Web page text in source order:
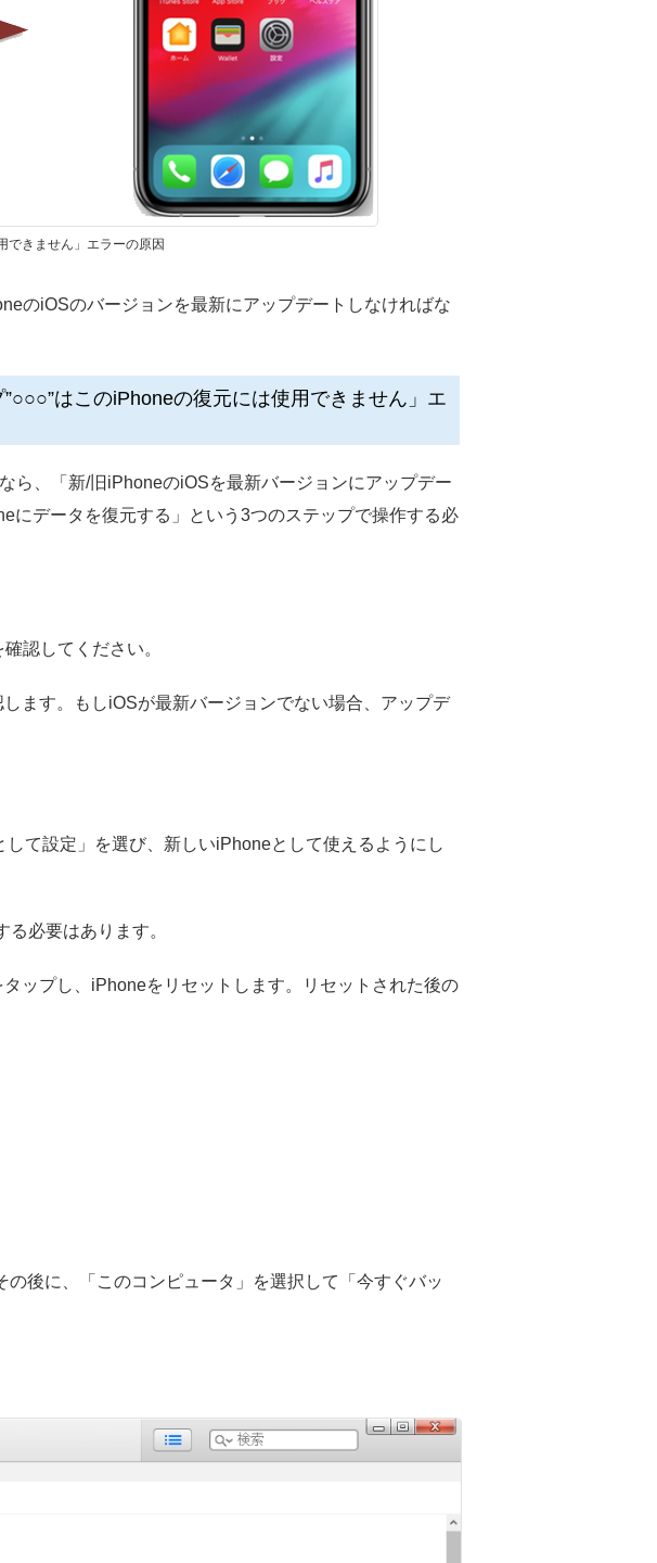
できません」エラーの原因
のiOSのバージョンを最新にアップデートしなければな
はこのiPhoneの復元には使用できません」エ
ら、「新/旧iPhoneのiOSを最新バージョンにアップデー
にデータを復元する」という3つのステップで操作する必
認してください。
ます。もしiOSが最新バージョンでない場合、アップデ
て設定」を選び、新しいiPhoneとして使えるようにし
必要はあります。
ップし、iPhoneをリセットします。リセットされた後の
後に、「このコンピュータ」を選択して「今すぐバッ